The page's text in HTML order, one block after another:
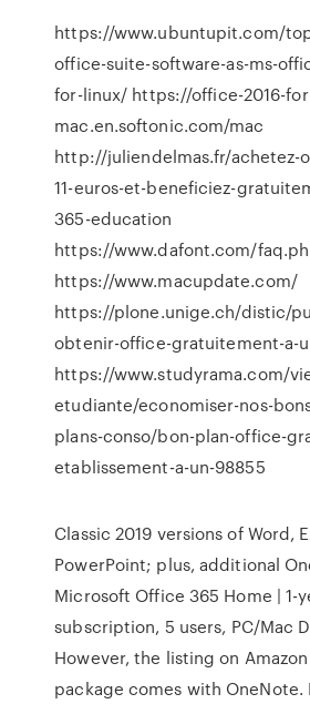
https://www.ubuntupit.com/
office-suite-software-as-ms-
for-linux/ https://office-2016-
mac.en.softonic.com/mac
http://juliendelmas.fr/achetez-
11-euros-et-beneficiez-
365-education
https://www.dafont.com/
https://www.macupdate.com/
https://plone.unige.ch/distic/
obtenir-office-gratuitement-a-
https://www.studyrama.com/
etudiante/economiser-nos-
plans-conso/bon-plan-office-
etablissement-a-un-98855
Classic 2019 versions of Word,
PowerPoint; plus, additional
Microsoft Office 365 Home | 1-
subscription, 5 users, PC/Mac
However, the listing on
package comes with OneNote.